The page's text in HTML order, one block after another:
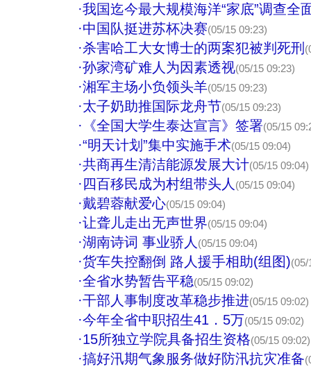
·我国迄今最大规模海洋“家底”调查全
·中国队挺进苏杯决赛(05/15 09:23)
·杀害哈工大女博士的两案犯被判死刑
·孙家湾矿难人为因素透视(05/15 09:23)
·湘军主场小负领头羊(05/15 09:23)
·太子奶助推国际龙舟节(05/15 09:23)
· 《全国大学生泰达宣言》签署(05/15
·“明天计划”集中实施手术(05/15 09:04)
·共商再生清洁能源发展大计(05/15 09:04)
·四百移民成为村组带头人 (05/15 09:04)
·戴碧蓉献爱心(05/15 09:04)
·让聋儿走出无声世界(05/15 09:04)
·湖南诗词 事业骄人 (05/15 09:04)
·货车失控翻倒 路人援手相助(组图)(05/
·全省水势暂告平稳(05/15 09:02)
·干部人事制度改革稳步推进(05/15 09:02)
·今年全省中职招生41．5万(05/15 09:02)
·15所独立学院具备招生资格(05/15 09:02)
·搞好汛期气象服务做好防汛抗灾准备